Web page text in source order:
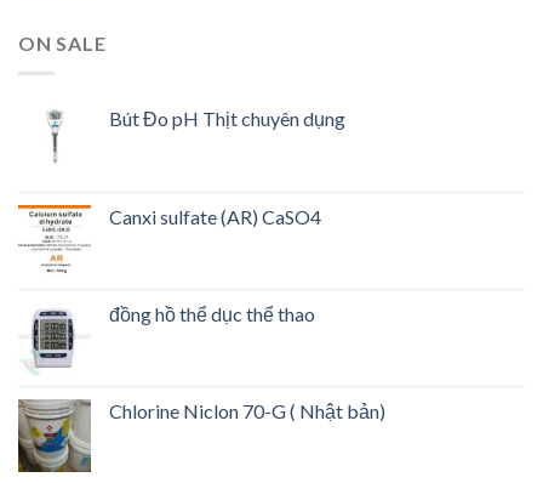
ON SALE
Bút Đo pH Thịt chuyên dụng
Canxi sulfate (AR) CaSO4
đồng hồ thể dục thể thao
Chlorine Niclon 70-G ( Nhật bản)